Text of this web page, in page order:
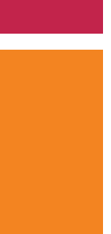
et